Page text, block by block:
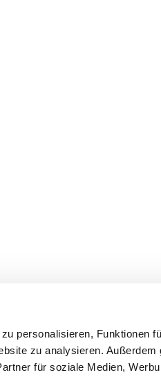
personalisieren, Funktionen
zu analysieren. Außerdem
für soziale Medien,